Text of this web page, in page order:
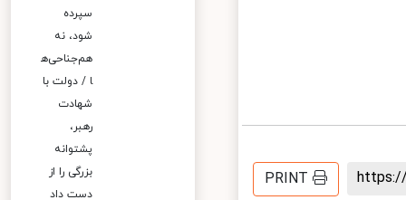
PRINT
سپرده
شود، نه
هم‌جناحی‌ه
ا / دولت با
شهادت
رهبر،
پشتوانه
بزرگی را از
دست داد